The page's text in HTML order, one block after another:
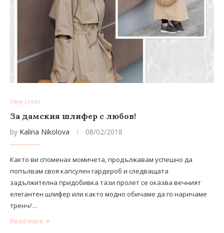
Daily Looks
За дамския шлифер с любов!
by Kalina Nikolova 08/02/2018
Както ви споменах момичета, продължавам успешно да
попълвам своя капсулен гардероб и следващата
задължителна придобивка тази пролет се оказва вечният
елегантен шлифер или както модно обичаме да го наричаме
тренч/…
Read more